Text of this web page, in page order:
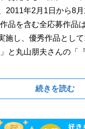
2011年2月1日から8
品を含む全応募作品
し、優秀作品とし
と丸山朋夫さんの「
続きを読む